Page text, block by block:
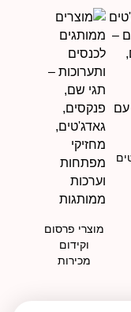
מוצרי פרסום
וקידום
מכירות